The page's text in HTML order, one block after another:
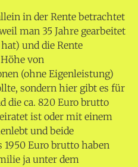
in der Rente betrachtet
man 35 Jahre gearbeitet
und die Rente
von
(ohne Eigenleistung)
sondern hier gibt es für
die ca. 820 Euro brutto
ist oder mit einem
und beide
Euro brutto haben
ja unter dem